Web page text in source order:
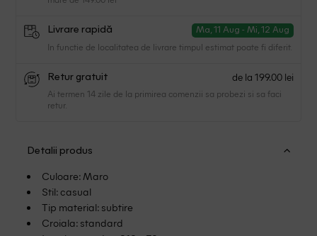
Livrare rapidă Ma, 11 Aug - Mi, 12 Aug
In functie de localitatea de livrare timpul estimat poate fi diferit.
Retur gratuit de la 199.00 lei
Ai termen 14 zile de la primirea comenzii sa probezi si sa faci
retur.
Detalii produs
Culoare: Maro
Stil: casual
Tip material: subtire
Croiala: standard